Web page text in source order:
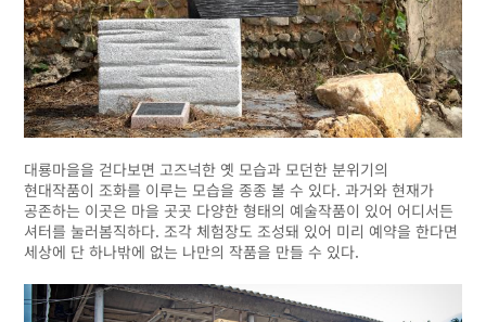
대룡마을을 걷다보면 고즈넉한 옛 모습과 모던한 분위기의
현대작품이 조화를 이루는 모습을 종종 볼 수 있다. 과거와 현재가
공존하는 이곳은 마을 곳곳 다양한 형태의 예술작품이 있어 어디서든
셔터를 눌러봄직하다. 조각 체험장도 조성돼 있어 미리 예약을 한다면
세상에 단 하나밖에 없는 나만의 작품을 만들 수 있다.